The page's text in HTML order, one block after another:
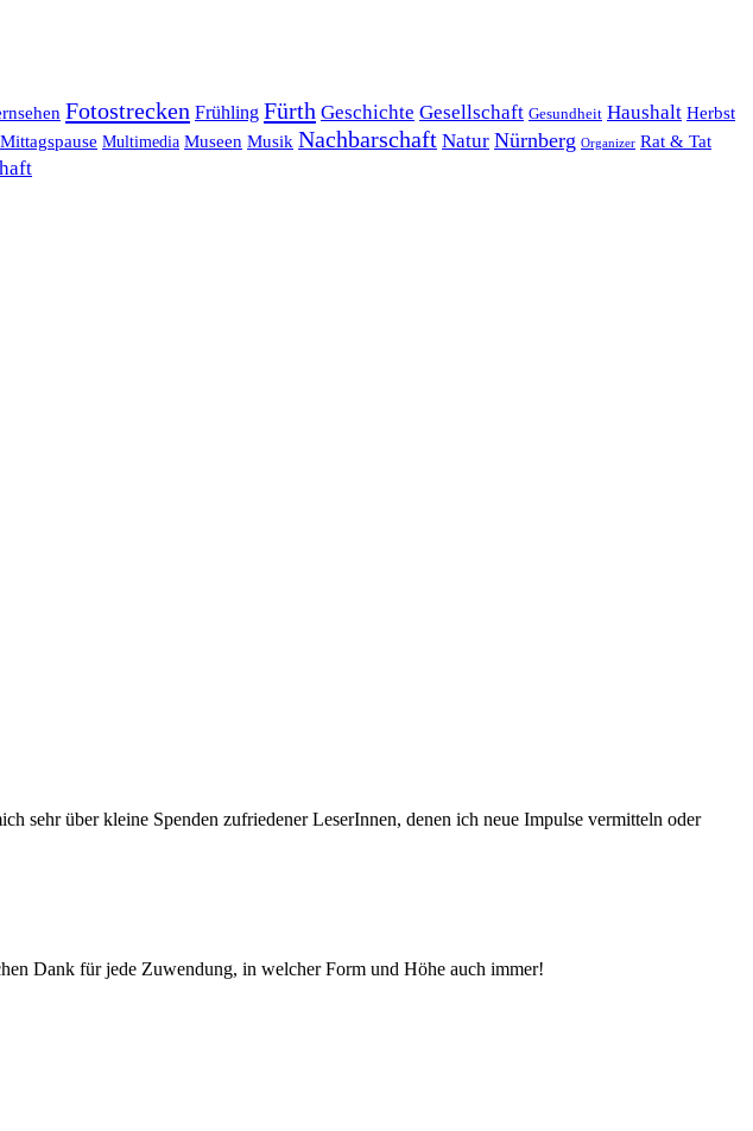
Fotostrecken Frühling Fürth Geschichte Gesellschaft Gesundheit Haushalt Herbst
Mittagspause Multimedia Museen Musik Nachbarschaft Natur Nürnberg Organizer Rat & Tat
sehr über kleine Spenden zufriedener Le­serInnen, denen ich neue Im­pul­se vermitteln oder
Dank für jede Zuwendung, in welcher Form und Höhe auch immer!